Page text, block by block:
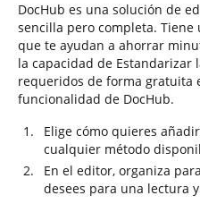
DocHub es una solución de
sencilla pero completa.
que te ayudan a ahorrar
la capacidad de Estandarizar
requeridos de forma gratuita
funcionalidad de DocHub.
Elige cómo quieres
cualquier método
En el editor, organiza
desees para una lectura